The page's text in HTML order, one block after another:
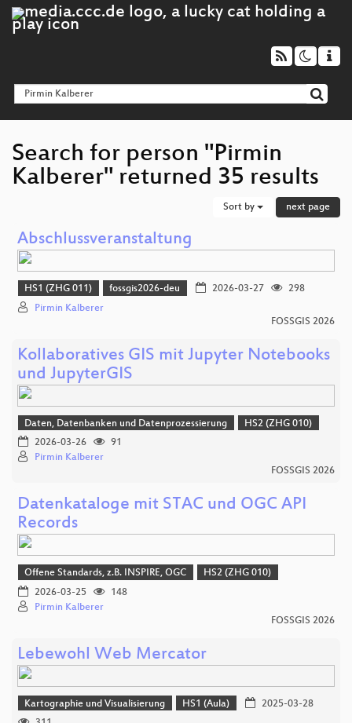
Search for person "Pirmin
Kalberer" returned 35 results
Sort by next page
Abschlussveranstaltung
HS1 (ZHG 011) fossgis2026-deu 2026-03-27
298
Pirmin Kalberer
FOSSGIS 2026
Kollaboratives GIS mit Jupyter Notebooks
und JupyterGIS
Daten, Datenbanken und Datenprozessierung
HS2 (ZHG 010)
2026-03-26
91
Pirmin Kalberer
FOSSGIS 2026
Datenkataloge mit STAC und OGC API
Records
Offene Standards, z.B. INSPIRE, OGC
HS2 (ZHG 010)
2026-03-25
148
Pirmin Kalberer
FOSSGIS 2026
Lebewohl Web Mercator
Kartographie und Visualisierung HS1 (Aula)
2025-03-28